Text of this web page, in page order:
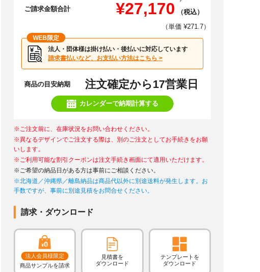
ご請求金額合計 ¥27,170
（税込）
（単価 ¥271.7）
WEB限定
法人・団体様は掛け払い・後払いに対応しています
請求書払いなど、お支払い方法はこちら >
商品の目安納期 注文確定から17営業日
カレンダーで納期計算する
※ご注文前に、在庫状況をお問い合わせください。
※異なるデザインでご注文する際は、別のご注文としてお手続きをお願
いします。
※ご利用可能な割引クーポンは注文手続き画面にて適用いただけます。
※ご希望の納品日がある方は事前にご相談ください。
※北海道／沖縄県／離島納品は商品代以外に別途送料が発生します。お
手数ですが、事前に別途見積をお問合せください。
請求・ダウンロード
法人会員様限定
商品サンプルを請求
見積書を
ダウンロード
テンプレートを
ダウンロード